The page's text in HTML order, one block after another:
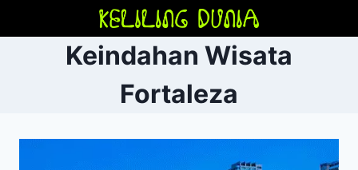
Keindahan Wisata
Fortaleza